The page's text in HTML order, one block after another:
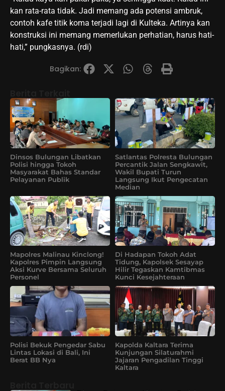
kan rata-rata tidak. Jadi memang ada potensi ambruk,
contoh kafe titik koma terjadi lagi di Kulteka. Artinya kan
konstruksi ini memang memerlukan perhatian, harus hati-
hati,” pungkasnya. (rdi)
Bagikan:
Dinsos Bulungan Libatkan
Polisi hingga Tokoh
Masyarakat Bahas Standar
Pelayanan Publik
Satlantas Polresta Bulungan
Percantik Jalan Sengkawit,
Wakil Bupati Turun
Langsung Ikut Pengecatan
Median
Mapolres Malinau Kinclong!
Kapolres Pimpin Langsung
Aksi Kurve Bersama Seluruh
Personel
Di Hadapan Tokoh Adat
Tidung, Kapolsek Sesayap
Hilir Tegaskan Kamtibmas
Kunci Kesejahteraan
Polisi Bekuk Pengedar Sabu
Lintas Lokasi di Bali, Ini
Berat BB Nya
Kapolda Kaltara Terima
Kunjungan Silaturahmi
Jajaran Pengadilan Tinggi
Kaltara